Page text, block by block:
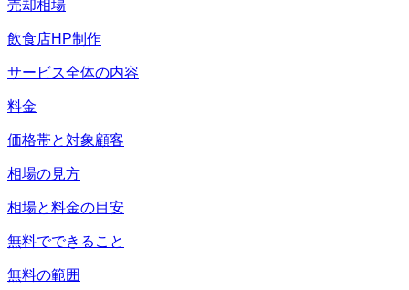
売却相場
飲食店HP制作
サービス全体の内容
料金
価格帯と対象顧客
相場の見方
相場と料金の目安
無料でできること
無料の範囲